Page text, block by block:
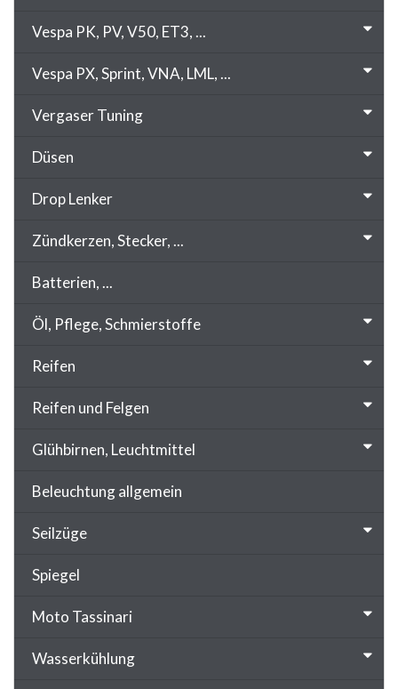
Vespa PK, PV, V50, ET3, ...
Vespa PX, Sprint, VNA, LML, ...
Vergaser Tuning
Düsen
Drop Lenker
Zündkerzen, Stecker, ...
Batterien, ...
Öl, Pflege, Schmierstoffe
Reifen
Reifen und Felgen
Glühbirnen, Leuchtmittel
Beleuchtung allgemein
Seilzüge
Spiegel
Moto Tassinari
Wasserkühlung